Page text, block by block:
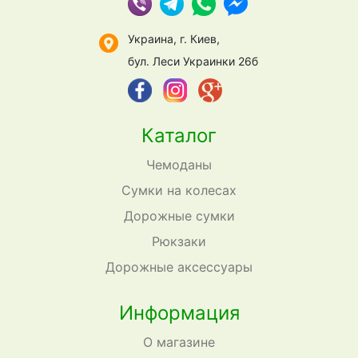
Каталог
Чемоданы
Сумки на колесах
Дорожные сумки
Рюкзаки
Дорожные аксессуары
Информация
О магазине
Украина, г. Киев,
бул. Леси Украинки 26б